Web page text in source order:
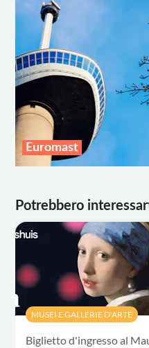
Euromast
Potrebbero
MUSEI E GALLERIE D'ARTE
Biglietto d'ingresso al